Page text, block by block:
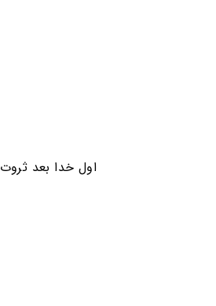
اول خدا بعد ثروت